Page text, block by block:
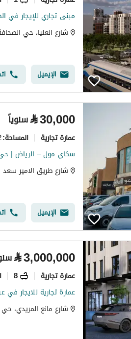
مبنى تجاري للإيجار في
شارع العليا، حي
الإيميل
⃁30,000 سنوياً
عمارة تجارية المساحة:
سكاي مول – الرياض |
الإيميل
⃁3,000,000
عمارة تجارية 8
عمارة تجارية للايجار في
شارع مانع المريدي،